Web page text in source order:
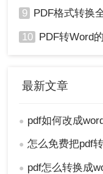
4、转换成功，点
注意：确保网络
总结
PDF文件转换成
PDF转Word工具
景，用户可以根
9 PDF格式转换全
10 PDF转Word的4种
最新文章
● pdf如何改成word
● 怎么免费把pdf转
● pdf怎么转换成word？